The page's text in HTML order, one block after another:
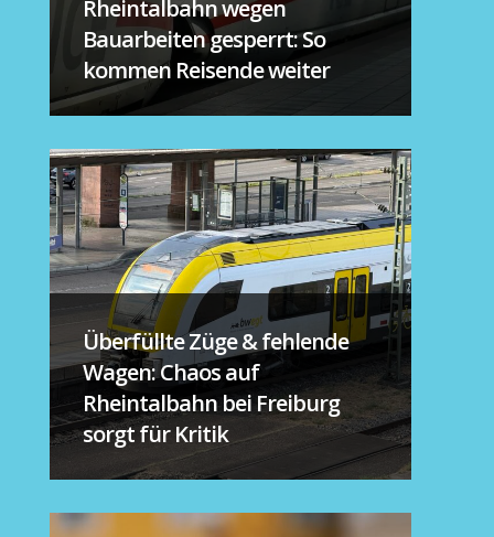
Rheintalbahn wegen
Bauarbeiten gesperrt: So
kommen Reisende weiter
Überfüllte Züge & fehlende
Wagen: Chaos auf
Rheintalbahn bei Freiburg
sorgt für Kritik